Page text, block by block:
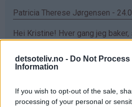
detsoteliv.no - Do Not Process
Information
If you wish to opt-out of the sale,
processing of your personal or
Patricia Therese Jørgensen -
Hei Kristine! Hver gang jeg
med vaniljeis har allerede blitt
meg ett vaffeljern da jeg